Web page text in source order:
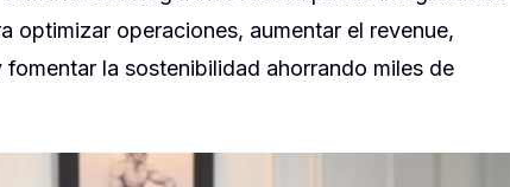
optimizar operaciones, aumentar el revenue,
la sostenibilidad ahorrando miles de